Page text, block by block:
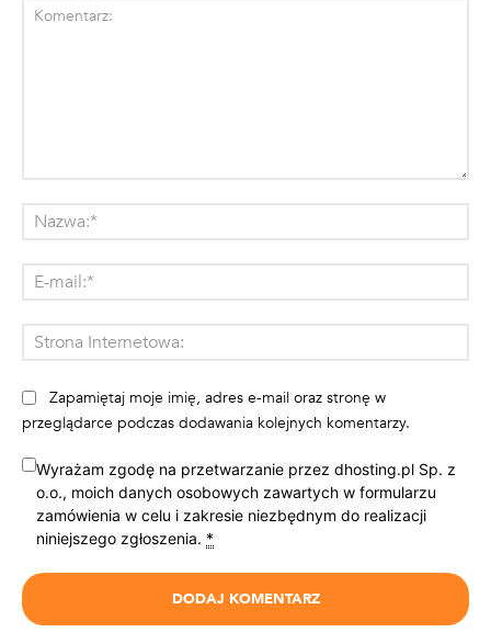
Zapamiętaj moje imię, adres e-mail oraz stronę w
przeglądarce podczas dodawania kolejnych komentarzy.
Wyrażam zgodę na przetwarzanie przez dhosting.pl Sp. z
o.o., moich danych osobowych zawartych w formularzu
zamówienia w celu i zakresie niezbędnym do realizacji
niniejszego zgłoszenia. *